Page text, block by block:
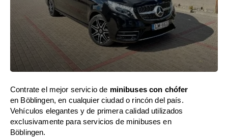
Contrate el mejor servicio de minibuses con chófer
en Böblingen, en cualquier ciudad o rincón del país.
Vehículos elegantes y de primera calidad utilizados
exclusivamente para servicios de minibuses en
Böblingen.